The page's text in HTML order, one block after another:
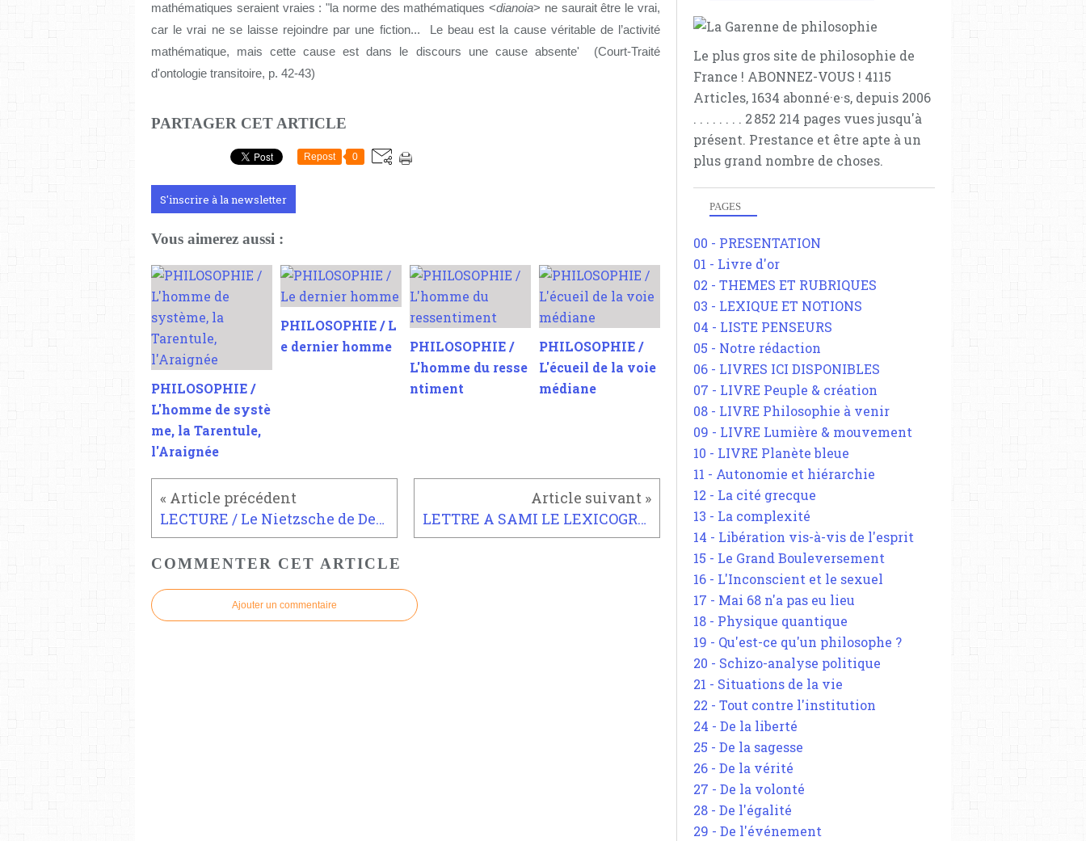
mathématiques seraient vraies : "la norme des mathématiques <dianoia> ne saurait être le vrai,
car le vrai ne se laisse rejoindre par une fiction...
Le beau est la cause véritable de l’activité
mathématique, mais cette cause est dans le discours une cause absente' (Court-Traité
d'ontologie transitoire, p. 42-43)
PARTAGER CET ARTICLE
Repost 0
S'inscrire à la newsletter
Vous aimerez aussi :
PHILOSOPHIE /
L'homme de systè
me, la Tarentule,
l'Araignée
PHILOSOPHIE / L
e dernier homme
PHILOSOPHIE /
L'homme du resse
ntiment
PHILOSOPHIE /
L'écueil de la voie
médiane
LECTURE / Le Nietzsche de Deleuze LETTRE A SAMI LE LEXICOGRAPHE / La plus rapide présentation de la philosophie d’Alain Badiou (le Deux)
COMMENTER CET ARTICLE
Ajouter un commentaire
Le plus gros site de philosophie de
France ! ABONNEZ-VOUS ! 4115
Articles, 1634 abonné·e·s, depuis 2006
. . . . . . . . 2 852 214 pages vues jusqu'à
présent. Prestance et être apte à un
plus grand nombre de choses.
PAGES
00 - PRESENTATION
01 - Livre d'or
02 - THEMES ET RUBRIQUES
03 - LEXIQUE ET NOTIONS
04 - LISTE PENSEURS
05 - Notre rédaction
06 - LIVRES ICI DISPONIBLES
07 - LIVRE Peuple & création
08 - LIVRE Philosophie à venir
09 - LIVRE Lumière & mouvement
10 - LIVRE Planète bleue
11 - Autonomie et hiérarchie
12 - La cité grecque
13 - La complexité
14 - Libération vis-à-vis de l'esprit
15 - Le Grand Bouleversement
16 - L'Inconscient et le sexuel
17 - Mai 68 n'a pas eu lieu
18 - Physique quantique
19 - Qu'est-ce qu'un philosophe ?
20 - Schizo-analyse politique
21 - Situations de la vie
22 - Tout contre l'institution
24 - De la liberté
25 - De la sagesse
26 - De la vérité
27 - De la volonté
28 - De l'égalité
29 - De l'événement